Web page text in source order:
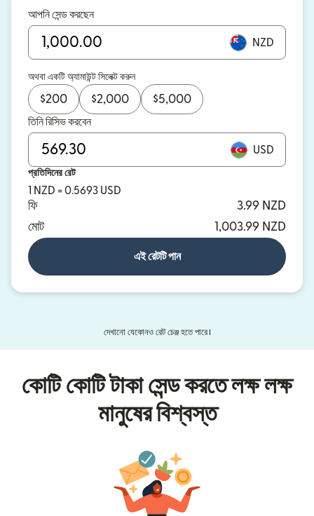
আপনি সেন্ড করছেন
NZD
অথবা একটি অ্যামাউন্ট সিলেক্ট করুন
$200 $2,000 $5,000
তিনি রিসিভ করবেন
USD
প্রতিদিনের রেট
1 NZD = 0.5693 USD
ফি
3.99 NZD
মোট
1,003.99 NZD
এই রেটটি পান
দেখানো যেকোনও রেট চেঞ্জ হতে পারে।
কোটি কোটি টাকা সেন্ড করতে লক্ষ লক্ষ
মানুষের বিশ্বস্ত